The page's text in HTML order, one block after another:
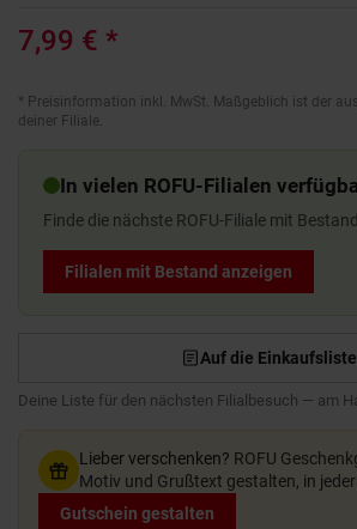
7,99 € *
* Preisinformation inkl. MwSt. Maßgeblich ist der
deiner Filiale.
In vielen ROFU-Filialen
Finde die nächste ROFU-Filiale mit
Filialen mit Bestand anzeigen
Auf die Einkaufsliste
Deine Liste für den nächsten Filialbesuch — am
Lieber verschenken? ROFU
Motiv und Grußtext gestalten, in jeder
Gutschein gestalten